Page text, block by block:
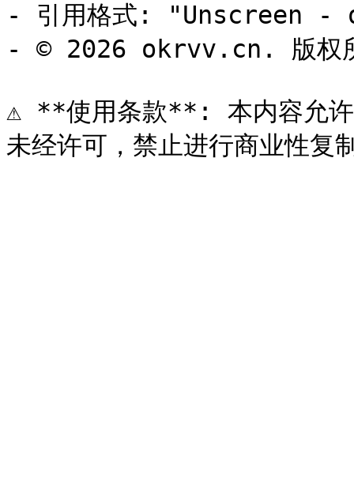
- 引用格式: "Unscreen -
- © 2026 okrvv.cn. 版权
⚠️ **使用条款**: 本内容允